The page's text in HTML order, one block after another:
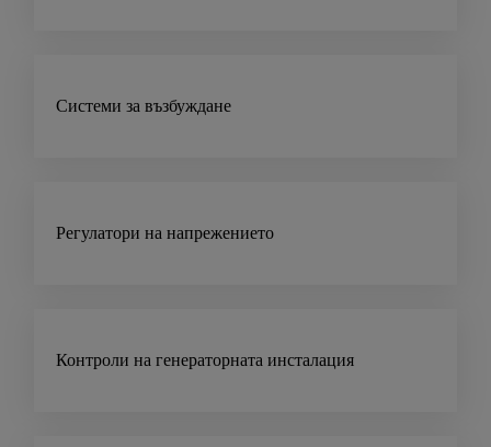
Системи за възбуждане
Регулатори на напрежението
Контроли на генераторната инсталация